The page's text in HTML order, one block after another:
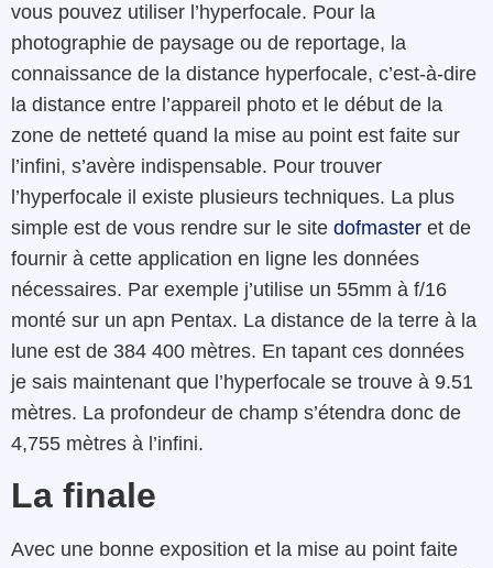
vous pouvez utiliser l’hyperfocale. Pour la
photographie de paysage ou de reportage, la
connaissance de la distance hyperfocale, c’est-à-dire
la distance entre l’appareil photo et le début de la
zone de netteté quand la mise au point est faite sur
l’infini, s’avère indispensable. Pour trouver
l’hyperfocale il existe plusieurs techniques. La plus
simple est de vous rendre sur le site dofmaster et de
fournir à cette application en ligne les données
nécessaires. Par exemple j’utilise un 55mm à f/16
monté sur un apn Pentax. La distance de la terre à la
lune est de 384 400 mètres. En tapant ces données
je sais maintenant que l’hyperfocale se trouve à 9.51
mètres. La profondeur de champ s’étendra donc de
4,755 mètres à l’infini.
La finale
Avec une bonne exposition et la mise au point faite